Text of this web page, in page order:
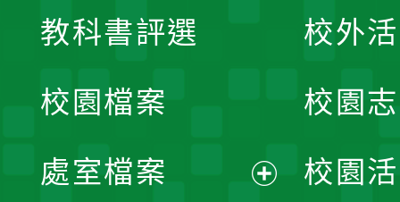
單
教科書評選
校園檔案
處室檔案
校外
校園
校園